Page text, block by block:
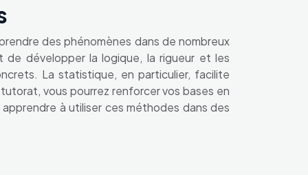
des phénomènes dans de nombreux
de développer la logique, la rigueur et les
La statistique, en particulier, facilite
vous pourrez renforcer vos bases en
à utiliser ces méthodes dans des